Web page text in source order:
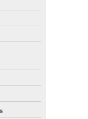
Ponto
Pigmentação